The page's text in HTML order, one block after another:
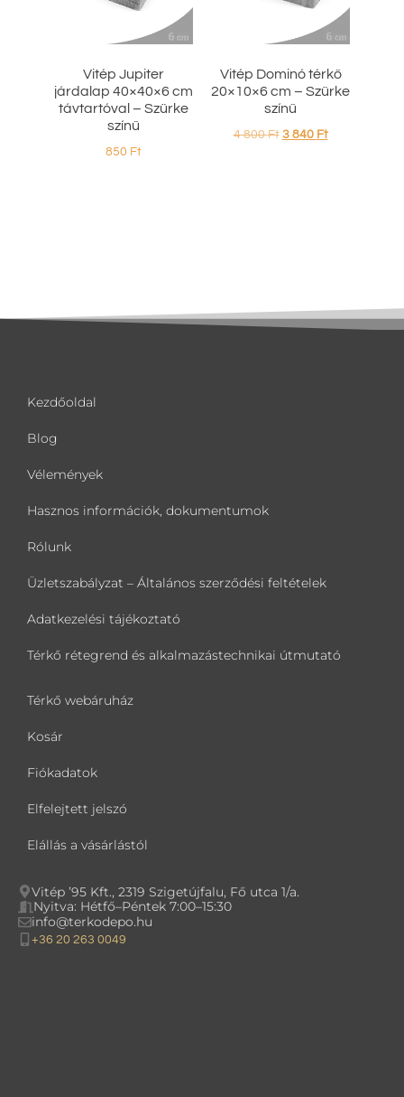
Vitép Jupiter
járdalap 40×40×6 cm
távtartóval – Szürke
színű
850 Ft
Vitép Dominó térkő
20×10×6 cm – Szürke
színű
4 800Ft 3 840 Ft
Kezdőoldal
Blog
Vélemények
Hasznos információk, dokumentumok
Rólunk
Üzletszabályzat – Általános szerződési feltételek
Adatkezelési tájékoztató
Térkő rétegrend és alkalmazástechnikai útmutató
Térkő webáruház
Kosár
Fiókadatok
Elfelejtett jelszó
Elállás a vásárlástól
Vitép ’95 Kft., 2319 Szigetújfalu, Fő utca 1/a.
Nyitva: Hétfő–Péntek 7:00–15:30
info@terkodepo.hu
+36 20 263 0049